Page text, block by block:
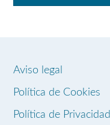
Aviso legal
Política de Cookies
Política de Privacidad